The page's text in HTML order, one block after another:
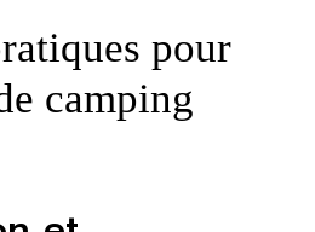
pour
camping